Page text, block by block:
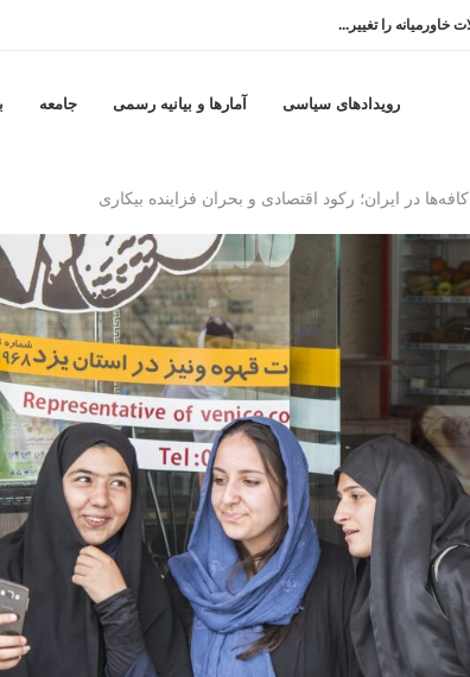
رویدادهای سیاسی آمارها و بيانيه رسمى جامعه
کافه‌ها در ایران؛ رکود اقتصادی و بحران فزاینده بیکاری